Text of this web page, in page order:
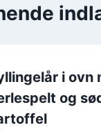
i ovn
og